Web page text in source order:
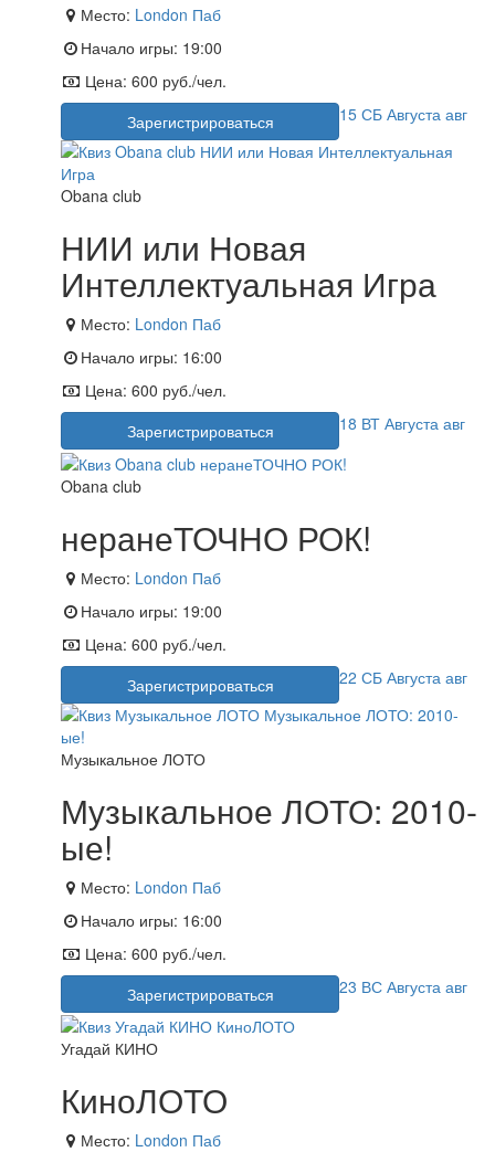
Место: London Паб
Начало игры: 19:00
Цена: 600 руб./чел.
Зарегистрироваться
15 СБ Августа авг
Obana club
НИИ или Новая
Интеллектуальная Игра
Место: London Паб
Начало игры: 16:00
Цена: 600 руб./чел.
Зарегистрироваться
18 ВТ Августа авг
Obana club
неранеТОЧНО РОК!
Место: London Паб
Начало игры: 19:00
Цена: 600 руб./чел.
Зарегистрироваться
22 СБ Августа авг
Музыкальное ЛОТО
Музыкальное ЛОТО: 2010-
ые!
Место: London Паб
Начало игры: 16:00
Цена: 600 руб./чел.
Зарегистрироваться
23 ВС Августа авг
Угадай КИНО
КиноЛОТО
Место: London Паб